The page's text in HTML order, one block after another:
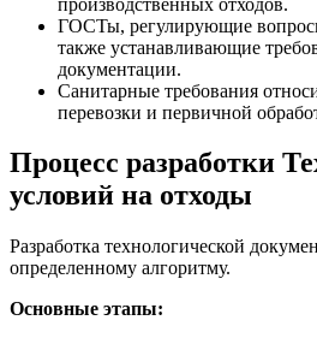
ГОСТы, регулирующие
также устанавливающие
документации.
Санитарные требования
перевозки и первичной
Процесс разработки
условий на отходы
Разработка технологической
определенному алгоритму.
Основные этапы: